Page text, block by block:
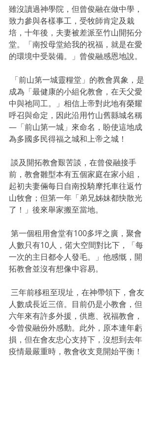
雖沒讀過神學院，但曾俊融在做中學，
致力參與各樣事工，受牧師肯定及栽
培，十年後，夫妻被差派至竹山開拓分
堂。「南投母堂給我的祝福，就是在愛
的環境中受裝備。」曾俊融感恩地說。
成為「最健康的小組化教會，在天父愛
中與祂同工。」相信上帝對此地有榮耀
呼召與命定，因此沿用竹山舊縣城名稱
―「前山第一城」來命名，盼使這地成
為多國多民得福之城和上帝之城！
前，教會雛型本有五個家庭在家小組，
起初夫妻倆每日自南投騎摩托車往返竹
山牧會；但第一年「弟兄姊妹都快散光
了！」後來舉家搬至當地。
人數只有10人，偌大空間對比下，「每
一次的主日都令人發毛。」他感慨，開
拓教會並沒有想像中容易。
人數成長近三倍。目前仍是小教會，但
六年來有許多外援，供應、祝福教會，
令曾俊融份外感動。此外，原本連年虧
損，但在會友忠心支持下，沒想到去年
疫情最嚴重時，教會收支竟開始平衡！